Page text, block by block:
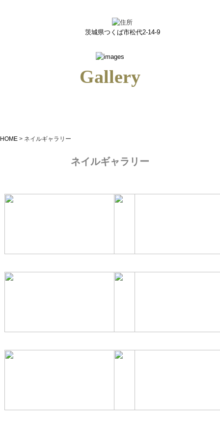
茨城県つくば市松代2-14-9
Gallery
HOME > ネイルギャラリー
ネイルギャラリー